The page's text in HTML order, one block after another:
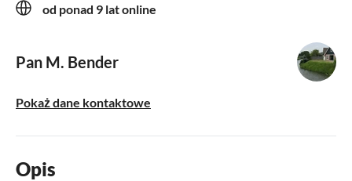
od ponad 9 lat online
Pan M. Bender
Pokaż dane kontaktowe
Opis